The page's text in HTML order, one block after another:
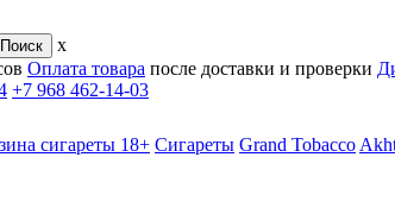
x
Оплата товара после доставки и проверки
+7 968 462-14-03
сигареты 18+ Cигареты Grand Tobacco